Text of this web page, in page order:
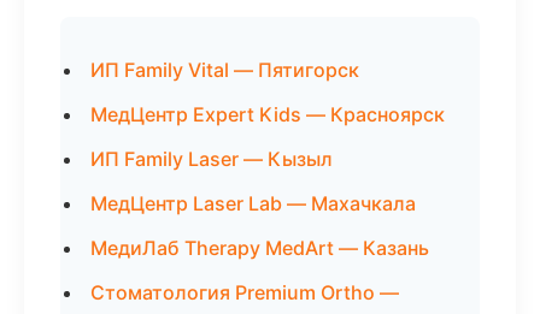
ИП Family Vital — Пятигорск
МедЦентр Expert Kids — Красноярск
ИП Family Laser — Кызыл
МедЦентр Laser Lab — Махачкала
МедиЛаб Therapy MedArt — Казань
Стоматология Premium Ortho —